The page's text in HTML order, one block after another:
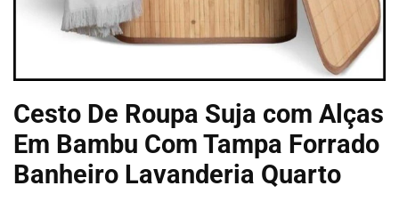
Cesto De Roupa Suja com Alças
Em Bambu Com Tampa Forrado
Banheiro Lavanderia Quarto